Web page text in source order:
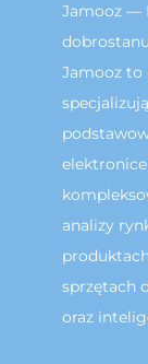
Jamooz —
Jamooz to
analizy
sprzętach
oraz